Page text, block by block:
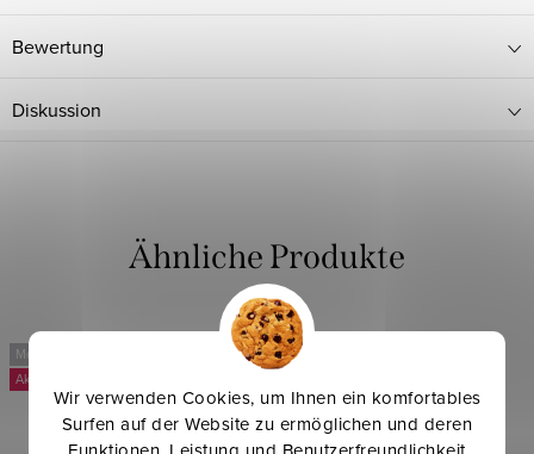
Wir verwenden Cookies, um Ihnen ein komfortables
Surfen auf der Website zu ermöglichen und deren
Bewertung
Diskussion
Mehr für weniger
Mehr für weniger